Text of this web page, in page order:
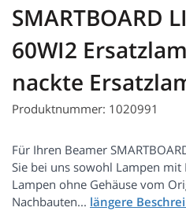
SMARTBOARD
60WI2
nackte
Produktnummer: 1020991
Für Ihren Beamer
Sie bei uns sowohl Lampen
Lampen ohne Gehäuse vom
Nachbauten...